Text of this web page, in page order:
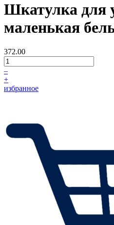
Шкатулка для
маленькая
372.00
–
+
избранное